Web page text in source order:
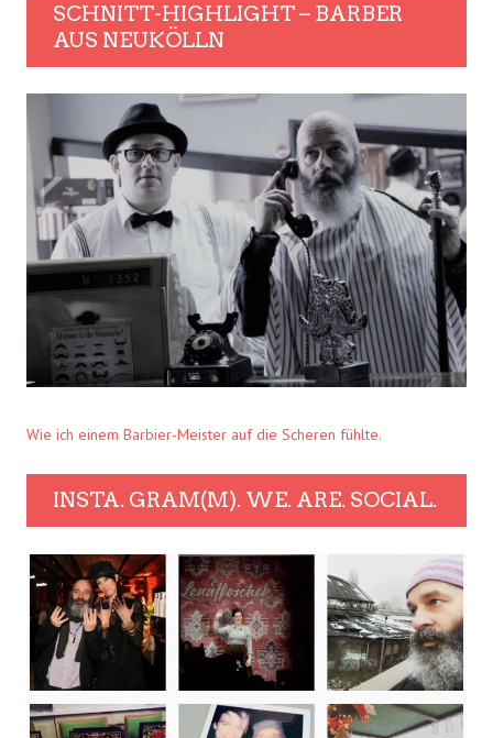
SCHNITT-HIGHLIGHT – BARBER
AUS NEUKÖLLN
Wie ich einem Barbier-Meister auf die Scheren fühlte.
INSTA. GRAM(M). WE. ARE. SOCIAL.